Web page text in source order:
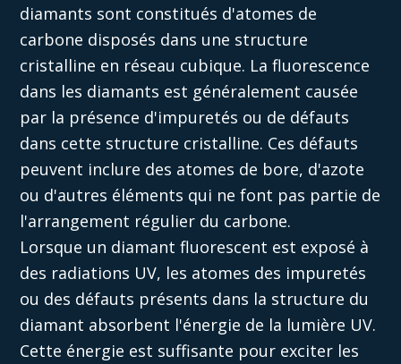
diamants sont constitués d'atomes de
carbone disposés dans une structure
cristalline en réseau cubique. La fluorescence
dans les diamants est généralement causée
par la présence d'impuretés ou de défauts
dans cette structure cristalline. Ces défauts
peuvent inclure des atomes de bore, d'azote
ou d'autres éléments qui ne font pas partie de
l'arrangement régulier du carbone.
Lorsque un diamant fluorescent est exposé à
des radiations UV, les atomes des impuretés
ou des défauts présents dans la structure du
diamant absorbent l'énergie de la lumière UV.
Cette énergie est suffisante pour exciter les